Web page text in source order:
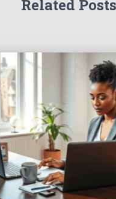
Related Posts